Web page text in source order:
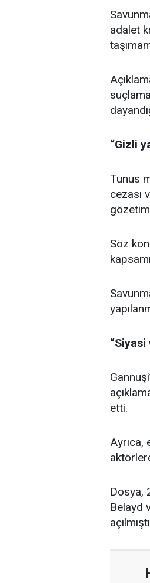
adalet
“Gizli
Tunus
cezası
Söz
“Siyasi
etti.
Ayrıca,
Dosya,
Belayd